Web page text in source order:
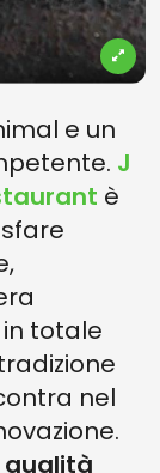
e un
J
è
totale
nel
qualità